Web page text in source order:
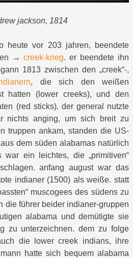
jackson, 1814
heute vor 203 jahren, beendete
→creek-krieg. er beendete ihn
1813 zwischen den „creek“-,
, die sich den weißen
hatten (lower creeks), und den
(red sticks). der general nutzte
nichts anging, um sich breit zu
truppen ankam, standen die US-
dem süden alabamas natürlich
ein leichtes, die „primitiven“
anfang august war das
indianer (1500) als weiße. statt
muscogees des südens zu
die führer beider indianer-gruppen
alabama und demütigte sie
zu unterzeichnen. dem zu folge
die lower creek indians, ihre
hatte sich bequem alabama